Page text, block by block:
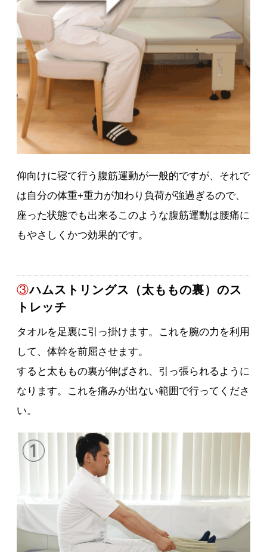
仰向けに寝て行う腹筋運動が一般的ですが、それで
は自分の体重+重力が加わり負荷が強過ぎるので、
座った状態でも出来るこのような腹筋運動は腰痛に
もやさしくかつ効果的です。
③ハムストリングス（太ももの裏）のス
トレッチ
タオルを足裏に引っ掛けます。これを腕の力を利用
して、体幹を前屈させます。
すると太ももの裏が伸ばされ、引っ張られるように
なります。これを痛みが出ない範囲で行ってくださ
い。